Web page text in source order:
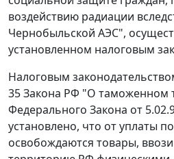
воздействию радиации
Чернобыльской АЭС",
установленном налоговым
Налоговым
35Закона РФ "О таможенном
Федерального Закона от
установлено, что от уплаты
освобождаются товары,